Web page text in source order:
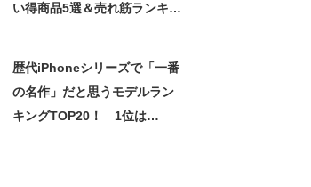
い得商品5選＆売れ筋ランキン
歴代iPhoneシリーズで「一番
の名作」だと思うモデルラン
キングTOP20！ 1位は